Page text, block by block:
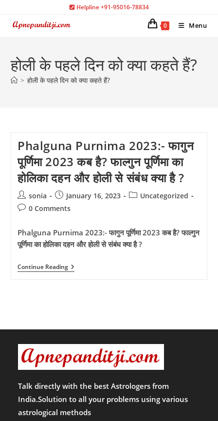
content
Helpline +91-95016-78834
0 Menu
होली के पहले दिन को क्या कहते हैं?
> होली के पहले दिन को क्या कहते हैं?
Phalguna Purnima 2023:- फागुन
पूर्णिमा 2023 कब है? फाल्गुन पूर्णिमा का
होलिका दहन और होली से संबंध क्या है ?
Post
author:
sonia
Post
published:
January 16, 2023
PostUncategorized
Post0 Comments
Phalguna Purnima 2023:- फागुन पूर्णिमा 2023 कब है? फाल्गुन
पूर्णिमा का होलिका दहन और होली से संबंध क्या है ?
Continue ReadingPhalguna
Purnima
फाल्गुन
का
होलिका
दहन
और
से
संबंध
क्या
?
Talk directly with the best Astrologers from
India.Solution to all your problems using various
astrological methods